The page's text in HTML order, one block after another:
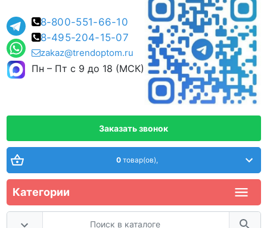
8-800-551-66-10
8-495-204-15-07
zakaz@trendoptom.ru
Пн – Пт с 9 до 18 (МСК)
Заказать звонок
0 товар(ов),
Категории